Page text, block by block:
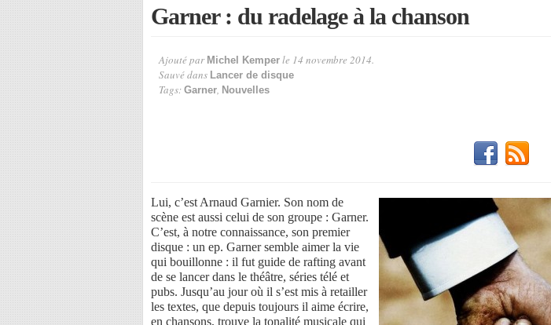
Garner : du radelage à la chanson
Ajouté par Michel Kemper le 14 novembre 2014.
Sauvé dans Lancer de disque
Tags: Garner, Nouvelles
Lui, c’est Arnaud Garnier. Son nom de
scène est aussi celui de son groupe : Garner.
C’est, à notre connaissance, son premier
disque : un ep. Garner semble aimer la vie
qui bouillonne : il fut guide de rafting avant
de se lancer dans le théâtre, séries télé et
pubs. Jusqu’au jour où il s’est mis à retailler
les textes, que depuis toujours il aime écrire,
en chansons, trouve la tonalité musicale qui